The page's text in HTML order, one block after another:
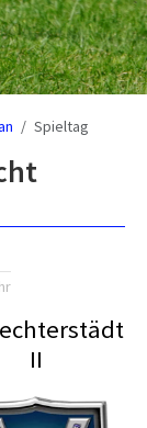
Spieltag
II